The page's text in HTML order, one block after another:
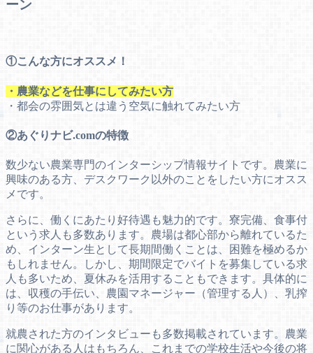
ーン
①こんな方にオススメ！
・農業などを仕事にしてみたい方
・都会の雰囲気とは違う空気に触れてみたい方
②あぐりナビ.comの特徴
数少ない農業専門のインターシップ情報サイトです。農業に
興味のある方、デスクワーク以外のことをしたい方にオスス
メです。
さらに、働くにあたり好待遇も魅力的です。寮完備、食事付
という求人も多数あります。農場は都心部から離れているた
め、インターン生として長期間働くことは、困難を極めるか
もしれません。しかし、期間限定でバイトを募集している求
人も多いため、夏休みを活用することもできます。具体的に
は、収穫の手伝い、農園マネージャー（管理する人）、乳搾
り等のお仕事があります。
就農された方のインタビューも多数掲載されています。農業
に関心がある人はもちろん、これまでの学校生活や今後の将